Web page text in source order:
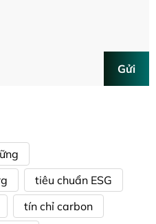
Gửi
tiêu chuẩn ESG
tín chỉ carbon